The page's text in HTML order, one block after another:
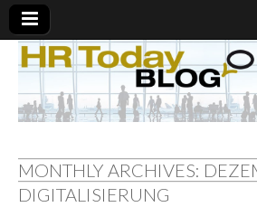
MONTHLY ARCHIVES:
DIGITALISIERUNG